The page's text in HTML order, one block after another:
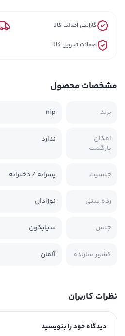
گارانتی اصالت کالا
ضمانت تحویل کالا
مشخصات محصول
برند nip
امکان
بازگشت
ندارد
جنسیت پسرانه / دخترانه
رده سنی نوزادان
جنس سیلیکون
کشور سازنده آلمان
نظرات کاربران
دیدگاه خود را بنویسید